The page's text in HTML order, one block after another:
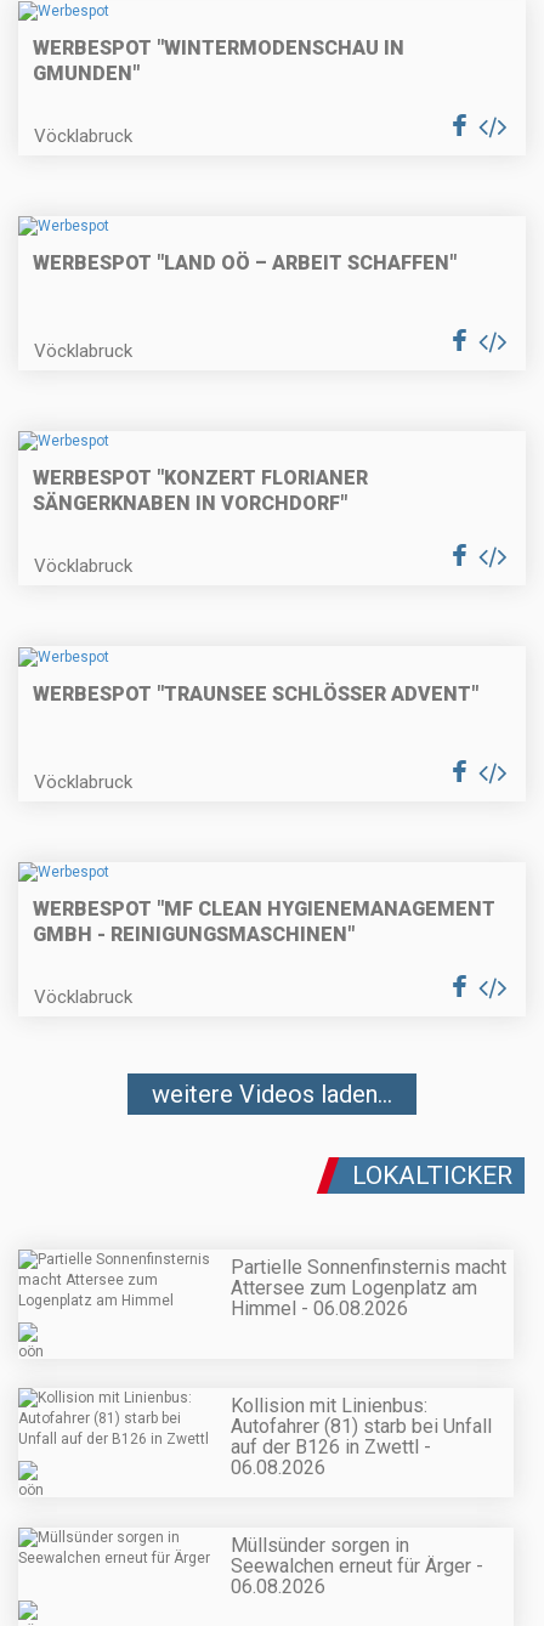
WERBESPOT "WINTERMODENSCHAU IN
GMUNDEN"
Vöcklabruck
WERBESPOT "LAND OÖ – ARBEIT SCHAFFEN"
Vöcklabruck
WERBESPOT "KONZERT FLORIANER
SÄNGERKNABEN IN VORCHDORF"
Vöcklabruck
WERBESPOT "TRAUNSEE SCHLÖSSER ADVENT"
Vöcklabruck
WERBESPOT "MF CLEAN HYGIENEMANAGEMENT
GMBH - REINIGUNGSMASCHINEN"
Vöcklabruck
weitere Videos laden...
LOKALTICKER
Partielle Sonnenfinsternis macht
Attersee zum Logenplatz am
Himmel - 06.08.2026
Kollision mit Linienbus:
Autofahrer (81) starb bei Unfall
auf der B126 in Zwettl -
06.08.2026
Müllsünder sorgen in
Seewalchen erneut für Ärger -
06.08.2026